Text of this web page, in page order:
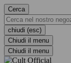
Cerca
chiudi (esc)
Chiudi il menu
Chiudi il menu